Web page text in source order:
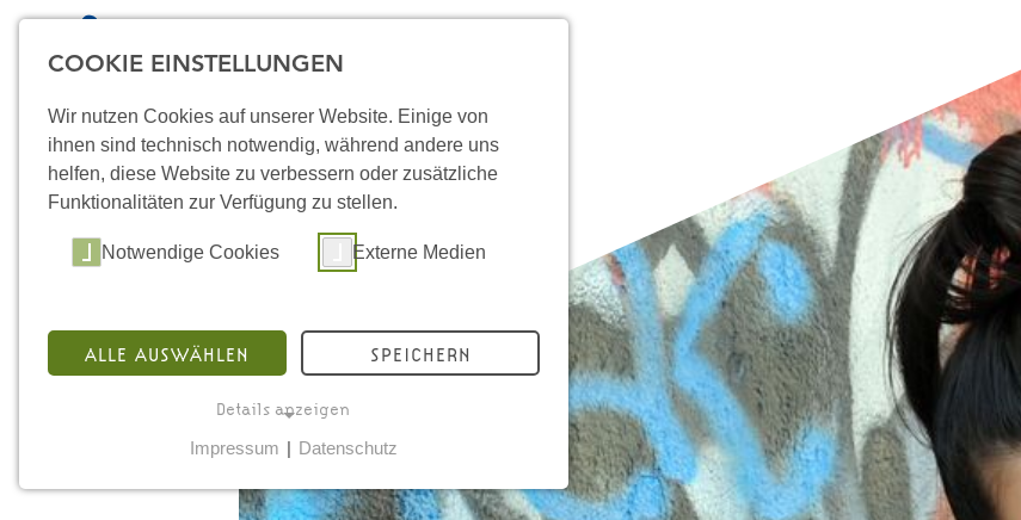
STARTSEITE
ÜBER UNS
COOKIE EINSTELLUNGEN
Wir nutzen Cookies auf unserer Website. Einige von
ihnen sind technisch notwendig, während andere uns
helfen, diese Website zu verbessern oder zusätzliche
Funktionalitäten zur Verfügung zu stellen.
Notwendige Cookies Externe Medien
ALLE AUSWÄHLEN SPEICHERN
Details anzeigen
Notwendige Cookies ermöglichen grundlegende
Impressum | Datenschutz